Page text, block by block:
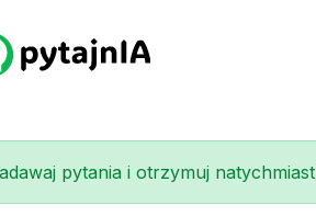
pytania i otrzymuj